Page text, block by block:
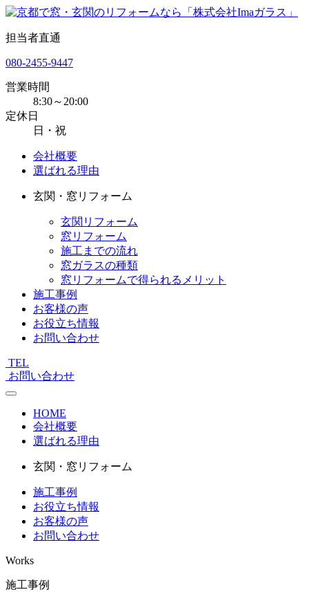
担当者直通
080-2455-9447
営業時間
8:30～20:00
定休日
日・祝
会社概要
選ばれる理由
玄関・窓リフォーム
玄関リフォーム
窓リフォーム
施工までの流れ
窓ガラスの種類
窓リフォームで得られるメリット
施工事例
お客様の声
お役立ち情報
お問い合わせ
TEL
お問い合わせ
HOME
会社概要
選ばれる理由
玄関・窓リフォーム
施工事例
お役立ち情報
お客様の声
お問い合わせ
Works
施工事例